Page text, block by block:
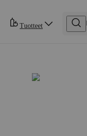
Tuotteet